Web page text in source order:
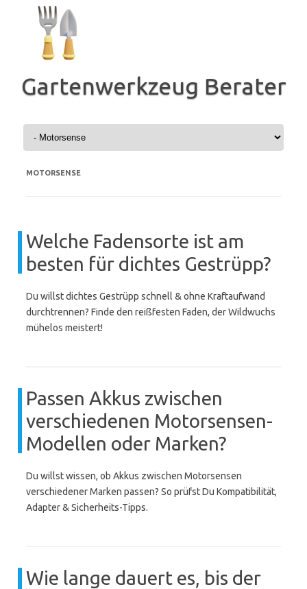
Inhalt
springen
Gartenwerkzeug Berater
MOTORSENSE
Welche Fadensorte ist am
besten für dichtes Gestrüpp?
Du willst dichtes Gestrüpp schnell & ohne Kraftaufwand
durchtrennen? Finde den reißfesten Faden, der Wildwuchs
mühelos meistert!
Passen Akkus zwischen
verschiedenen Motorsensen-
Modellen oder Marken?
Du willst wissen, ob Akkus zwischen Motorsensen
verschiedener Marken passen? So prüfst Du Kompatibilität,
Adapter & Sicherheits-Tipps.
Wie lange dauert es, bis der